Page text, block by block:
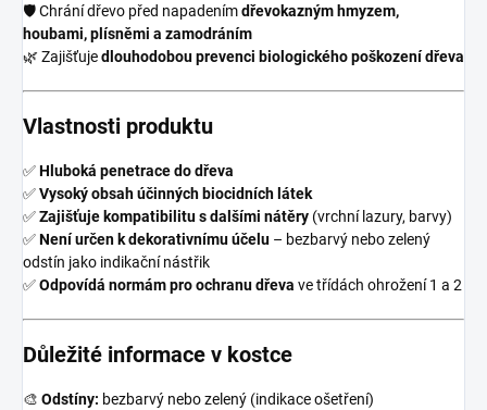
🛡 Chrání dřevo před napadenímdřevokazným hmyzem,
houbami, plísněmi a zamodráním
🌿 Zajišťujedlouhodobou prevenci biologického poškození dřeva
Vlastnosti produktu
✅Hluboká penetrace do dřeva
✅Vysoký obsah účinných biocidních látek
✅Zajišťuje kompatibilitu s dalšími nátěry (vrchní lazury, barvy)
✅Není určen k dekorativnímu účelu – bezbarvý nebo zelený
odstín jako indikační nástřik
✅Odpovídá normám pro ochranu dřeva ve třídách ohrožení 1 a 2
Důležité informace v kostce
🎨 Odstíny: bezbarvý nebo zelený (indikace ošetření)